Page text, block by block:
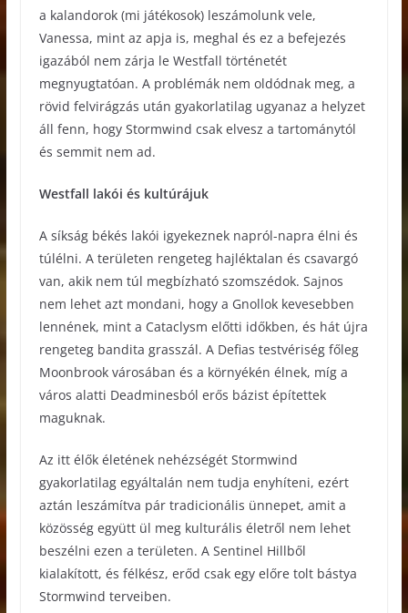
a kalandorok (mi játékosok) leszámolunk vele,
Vanessa, mint az apja is, meghal és ez a befejezés
igazából nem zárja le Westfall történetét
megnyugtatóan. A problémák nem oldódnak meg, a
rövid felvirágzás után gyakorlatilag ugyanaz a helyzet
áll fenn, hogy Stormwind csak elvesz a tartománytól
és semmit nem ad.
Westfall lakói és kultúrájuk
A síkság békés lakói igyekeznek napról-napra élni és
túlélni. A területen rengeteg hajléktalan és csavargó
van, akik nem túl megbízható szomszédok. Sajnos
nem lehet azt mondani, hogy a Gnollok kevesebben
lennének, mint a Cataclysm előtti időkben, és hát újra
rengeteg bandita grasszál. A Defias testvériség főleg
Moonbrook városában és a környékén élnek, míg a
város alatti Deadminesból erős bázist építettek
maguknak.
Az itt élők életének nehézségét Stormwind
gyakorlatilag egyáltalán nem tudja enyhíteni, ezért
aztán leszámítva pár tradicionális ünnepet, amit a
közösség együtt ül meg kulturális életről nem lehet
beszélni ezen a területen. A Sentinel Hillből
kialakított, és félkész, erőd csak egy előre tolt bástya
Stormwind terveiben.